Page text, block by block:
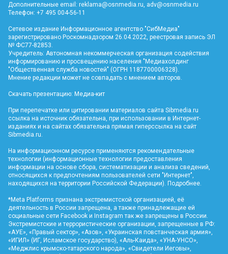
Дополнительные email: reklama@osnmedia.ru adv@osnmedia.ru
Телефон: +7 495 004-56-11
Сетевое издание Информационное агентство "СибМедиа"
зарегистрировано Роскомнадзором 26.04.2022, реестровая запись ЭЛ
№ ФС77-82853.
Учредитель: Автономная некоммерческая организация содействия
информированию и просвещению населения "Медиахолдинг
"Общественная служба новостей" (ОГРН 1187700006328).
Мнение редакции может не совпадать с мнением авторов.
Скачать презентацию: Медиа-кит
При перепечатке или цитировании материалов сайта Sibmedia.ru
ссылка на источник обязательна, при использовании в Интернет-
изданиях и на сайтах обязательна прямая гиперссылка на сайт
Sibmedia.ru
На информационном ресурсе применяются рекомендательные
технологии (информационные технологии предоставления
информации на основе сбора, систематизации и анализа сведений,
относящихся к предпочтениям пользователей сети "Интернет",
находящихся на территории Российской Федерации). Подробнее
*Meta Platforms признана экстремистской организацией, её
деятельность в России запрещена, а также принадлежащие ей
социальные сети Facebook и Instagram так же запрещены в России.
Экстремистские и террористические организации, запрещенные в РФ:
«АУЕ», «Правый сектор», «Азов», «Украинская повстанческая армия»,
«ИГИЛ» (ИГ, Исламское государство), «Аль-Каида», «УНА-УНСО»,
«Меджлис крымско-татарского народа», «Свидетели Иеговы»,